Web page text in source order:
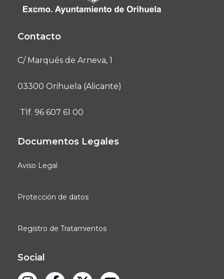
Contacto
C/ Marqués de Arneva, 1
03300 Orihuela (Alicante)
Tlf. 96 607 61 00
Documentos Legales
Aviso Legal
Protección de datos
Registro de Tratamientos
Social